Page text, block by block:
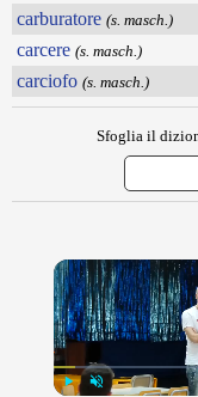
carburatore (s. masch.)
carcere (s. masch.)
carciofo (s. masch.)
Sfoglia il